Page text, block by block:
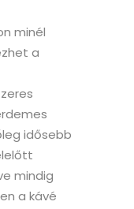
minél
a
idősebb
mindig
a kávé